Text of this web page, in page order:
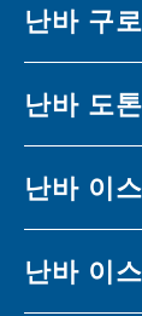
난바 구
난바 도
난바 이
난바 이